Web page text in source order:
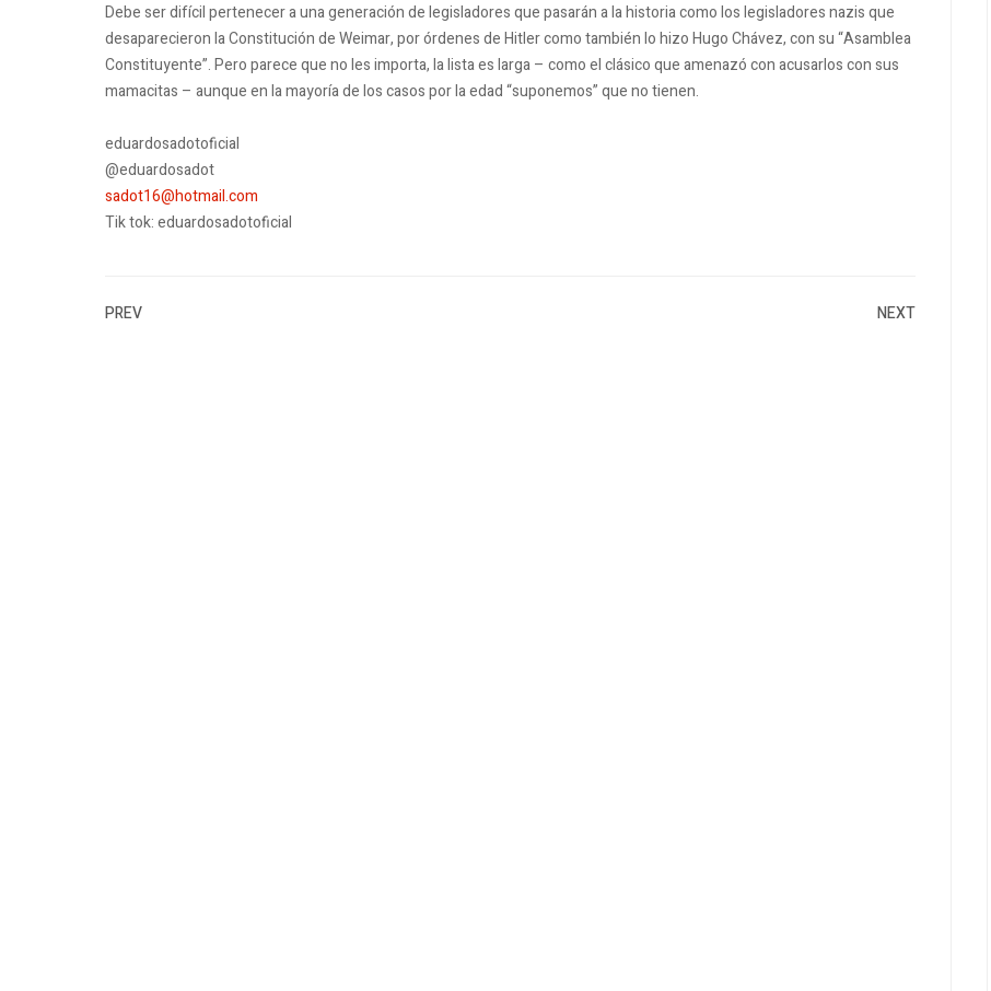
Debe ser difícil pertenecer a una generación de legisladores que pasarán a la historia como los legisladores nazis que
desaparecieron la Constitución de Weimar, por órdenes de Hitler como también lo hizo Hugo Chávez, con su “Asamblea
Constituyente”. Pero parece que no les importa, la lista es larga – como el clásico que amenazó con acusarlos con sus
mamacitas – aunque en la mayoría de los casos por la edad “suponemos” que no tienen.
eduardosadotoficial
@eduardosadot
sadot16@hotmail.com
Tik tok: eduardosadotoficial
PREV NEXT